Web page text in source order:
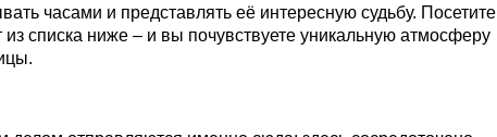
часами и представлять её интересную судьбу. Посетите
из списка ниже – и вы почувствуете уникальную атмосферу